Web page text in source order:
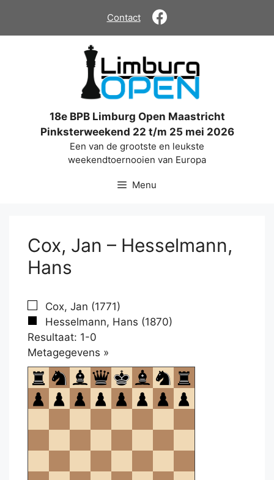
de
Contact
18e BPB Limburg Open Maastricht
Pinksterweekend 22 t/m 25 mei 2026
Een van de grootste en leukste
weekendtoernooien van Europa
Menu
Cox, Jan – Hesselmann,
Hans
Cox, Jan (1771)
Hesselmann, Hans (1870)
Resultaat: 1-0
Metagegevens »
om
te
openen.